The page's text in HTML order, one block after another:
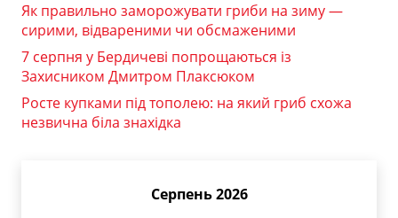
Як правильно заморожувати гриби на зиму —
сирими, відвареними чи обсмаженими
7 серпня у Бердичеві попрощаються із
Захисником Дмитром Плаксюком
Росте купками під тополею: на який гриб схожа
незвична біла знахідка
Серпень 2026